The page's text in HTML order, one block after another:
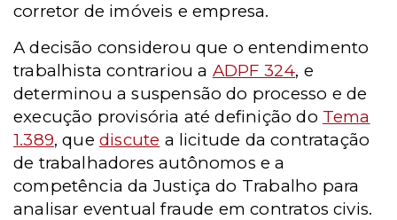
corretor de imóveis e empresa.
A decisão considerou que o entendimento
trabalhista contrariou a ADPF 324, e
determinou a suspensão do processo e de
execução provisória até definição do Tema
1.389,quediscute a licitude da contratação
de trabalhadores autônomos e a
competência da Justiça do Trabalho para
analisar eventual fraude em contratos civis.